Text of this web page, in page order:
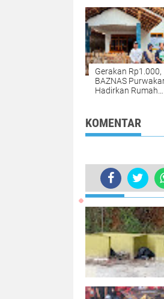
Lintas Polda
Jaya
Gerakan Rp1.000,
BAZNAS
Hadirkan Rumah
KOMENTAR
TERKINI